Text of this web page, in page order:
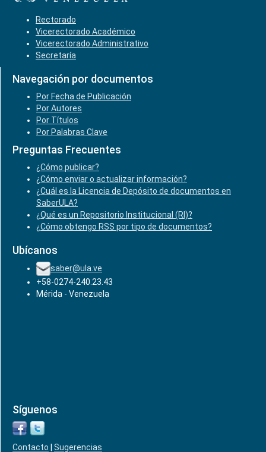
Rectorado
Vicerectorado Académico
Vicerectorado Administrativo
Secretaría
Navegación por documentos
Por Fecha de Publicación
Por Autores
Por Títulos
Por Palabras Clave
Preguntas Frecuentes
¿Cómo publicar?
¿Cómo enviar o actualizar información?
¿Cuál es la Licencia de Depósito de documentos en
SaberULA?
¿Qué es un Repositorio Institucional (RI)?
¿Cómo obtengo RSS por tipo de documentos?
Ubícanos
saber@ula.ve
+58-0274-240.23.43
Mérida - Venezuela
Síguenos
Contacto Sugerencias